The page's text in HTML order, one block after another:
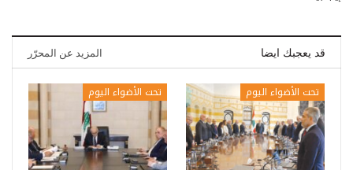
قد يعجبك ايضا المزيد عن المحرّر
تحت الأضواء اليوم تحت الأضواء اليوم